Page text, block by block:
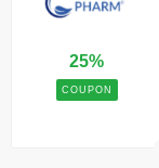
25%
COUPON